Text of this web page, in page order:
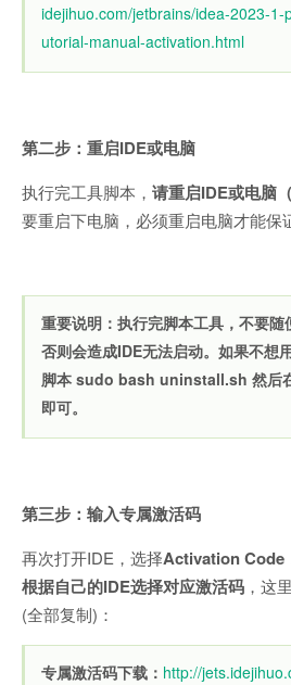
idejihuo.com/jetbrains/idea-2023-
utorial-manual-activation.html
第二步：重启IDE或电脑
执行完工具脚本， 请重启IDE或电脑
要重启下电脑，必须重启电脑才能保
重要说明：执行完脚本工具，不要随
否则会造成IDE无法启动。如果不想
脚本 sudo bash uninstall.sh 然后
即可。
第三步：输入专属激活码
再次打开IDE，选择Activation Code
根据自己的IDE选择对应激活码 ，这
(全部复制)：
专属激活码下载： http://